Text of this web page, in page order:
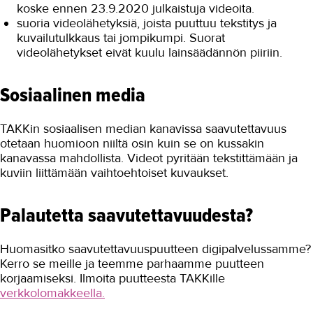
koske ennen 23.9.2020 julkaistuja videoita.
suoria videolähetyksiä, joista puuttuu tekstitys ja
kuvailutulkkaus tai jompikumpi. Suorat
videolähetykset eivät kuulu lainsäädännön piiriin.
Sosiaalinen media
TAKKin sosiaalisen median kanavissa saavutettavuus
otetaan huomioon niiltä osin kuin se on kussakin
kanavassa mahdollista. Videot pyritään tekstittämään ja
kuviin liittämään vaihtoehtoiset kuvaukset.
Palautetta saavutettavuudesta?
Huomasitko saavutettavuuspuutteen digipalvelussamme?
Kerro se meille ja teemme parhaamme puutteen
korjaamiseksi. Ilmoita puutteesta TAKKille
verkkolomakkeella.